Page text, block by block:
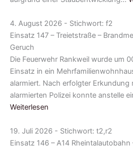
4. August 2026 - Stichwort: f2
Einsatz 147 – Treietstraße –
Geruch
Die Feuerwehr Rankweil wurde um
Einsatz in ein
alarmiert. Nach erfolgter Erkundung
alarmierten Polizei konnte anstelle
Weiterlesen
19. Juli 2026 - Stichwort: t2,r2
Einsatz 146 – A14 Rheintalautobahn